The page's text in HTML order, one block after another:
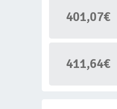
401,07€
411,64€